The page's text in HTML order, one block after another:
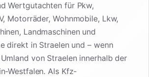
Wertgutachten für Pkw,
Motorräder, Wohnmobile, Lkw,
Landmaschinen und
direkt in Straelen und – wenn
von Straelen innerhalb der
Westfalen. Als Kfz-